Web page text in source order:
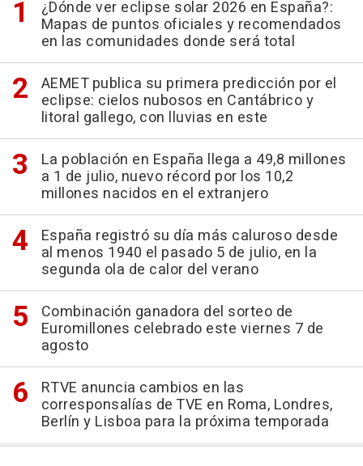
¿Dónde ver eclipse solar 2026 en España?:
Mapas de puntos oficiales y recomendados
en las comunidades donde será total
AEMET publica su primera predicción por el
eclipse: cielos nubosos en Cantábrico y
litoral gallego, con lluvias en este
La población en España llega a 49,8 millones
a 1 de julio, nuevo récord por los 10,2
millones nacidos en el extranjero
España registró su día más caluroso desde
al menos 1940 el pasado 5 de julio, en la
segunda ola de calor del verano
Combinación ganadora del sorteo de
Euromillones celebrado este viernes 7 de
agosto
RTVE anuncia cambios en las
corresponsalías de TVE en Roma, Londres,
Berlín y Lisboa para la próxima temporada